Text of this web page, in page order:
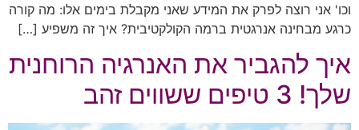
וכו' אני רוצה לפרק את המידע שאני מקבלת בימים אלו: מה קורה
כרגע מבחינה אנרגטית ברמה הקולקטיבית? איך זה משפיע […]
איך להגביר את האנרגיה הרוחנית
שלך! 3 טיפים ששווים זהב